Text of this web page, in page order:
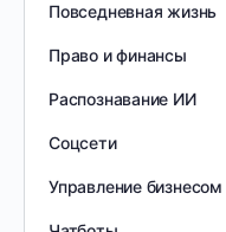
Повседневная жизнь
Право и финансы
Распознавание ИИ
Соцсети
Управление бизнесом